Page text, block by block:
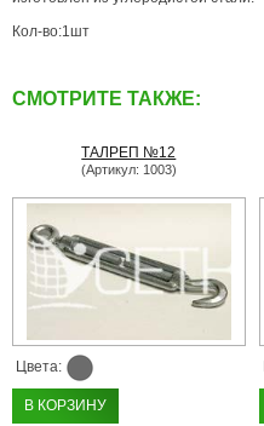
Кол-во:1шт
СМОТРИТЕ ТАКЖЕ:
ТАЛРЕП №12
(Артикул: 1003)
Цвета:
В КОРЗИНУ